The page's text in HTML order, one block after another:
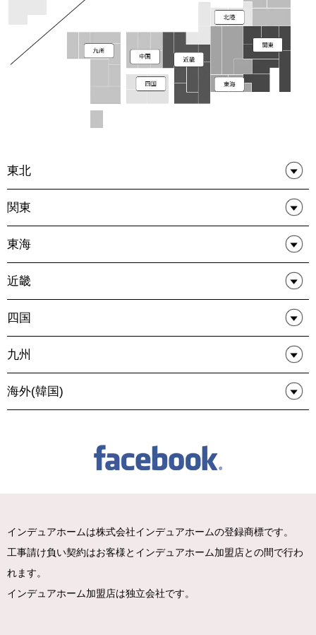
東北
関東
東海
近畿
四国
九州
海外(韓国)
インデュアホームは株式会社インデュアホームの登録商標です。
工事請け負い契約はお客様とインデュアホーム加盟店との間で行わ
れます。
インデュアホーム加盟店は独立会社です。